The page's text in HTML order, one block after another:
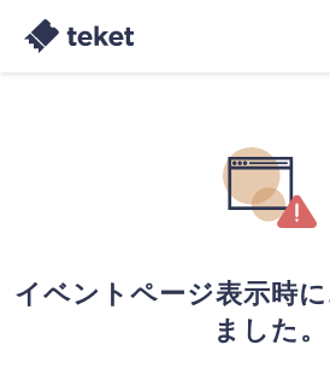
イベントページ表示時
ました。